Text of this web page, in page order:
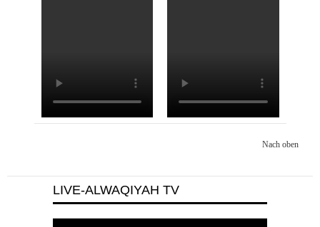
Nach oben
LIVE-ALWAQIYAH TV